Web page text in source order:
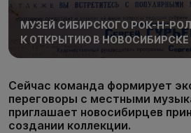
МУЗЕЙ СИБИРСКОГО РОК-Н-
К ОТКРЫТИЮ В НОВОСИБИРСКЕ
Сейчас команда формирует
переговоры с местными
приглашает новосибирцев
создании коллекции.